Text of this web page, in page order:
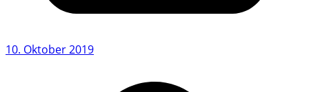
10. Oktober 2019